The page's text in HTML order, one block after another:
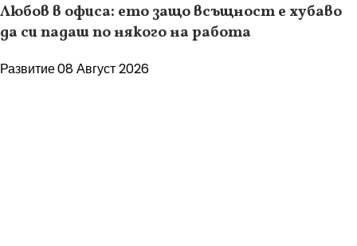
Любов в офиса: ето защо всъщност е хубаво
да си падаш по някого на работа
Развитие08 Август 2026